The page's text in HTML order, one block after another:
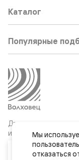
Двери
и интерьерные
решения
Каталог
Популярные
Мы
отказаться